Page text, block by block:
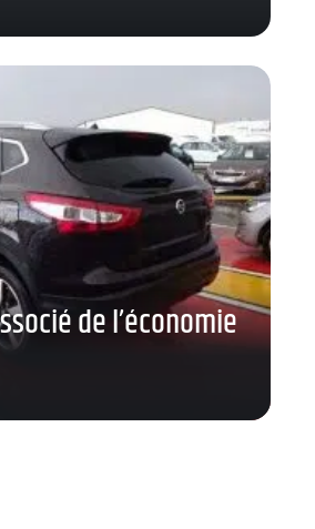
de l’économie